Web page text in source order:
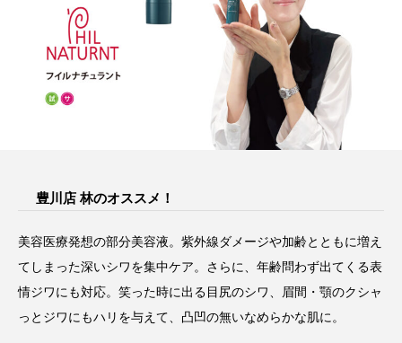
豊川店 林のオススメ！
美容医療発想の部分美容液。紫外線ダメージや加齢とともに増え
てしまった深いシワを集中ケア。さらに、年齢問わず出てくる表
情ジワにも対応。笑った時に出る目尻のシワ、眉間・顎のクシャ
っとジワにもハリを与えて、凸凹の無いなめらかな肌に。